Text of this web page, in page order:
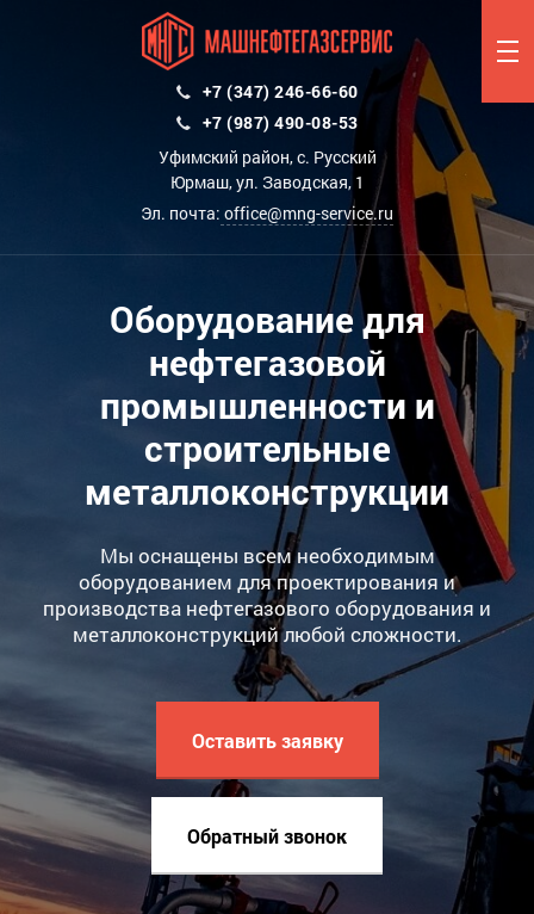
+7 (347) 246-66-60
+7 (987) 490-08-53
Уфимский район, с. Русский
Юрмаш, ул. Заводская, 1
Эл. почта: office@mng-service.ru
Оборудование для
нефтегазовой
промышленности и
строительные
металлоконструкции
Мы оснащены всем необходимым
оборудованием для проектирования и
производства нефтегазового оборудования и
металлоконструкций любой сложности.
Оставить заявку
Обратный звонок